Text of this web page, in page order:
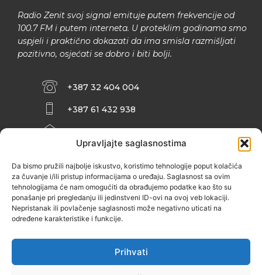
Upravljajte saglasnostima
Da bismo pružili najbolje iskustvo, koristimo tehnologije poput kolačića
za čuvanje i/ili pristup informacijama o uređaju. Saglasnost sa ovim
tehnologijama će nam omogućiti da obrađujemo podatke kao što su
ponašanje pri pregledanju ili jedinstveni ID-ovi na ovoj veb lokaciji.
Nepristanak ili povlačenje saglasnosti može negativno uticati na
određene karakteristike i funkcije.
Prihvati
Radio Zenit svoj signal emituje putem frekvencije od
100.7 FM i putem interneta. U proteklim godinama smo
uspjeli i praktično dokazati da ima smisla razmišljati
pozitivno, osjećati se dobro i biti bolji.
+387 32 404 004
+387 61 432 938
INFO@ZENIT.BA
ZENIČANKA, 3. SPRAT), 72000 ZENICA